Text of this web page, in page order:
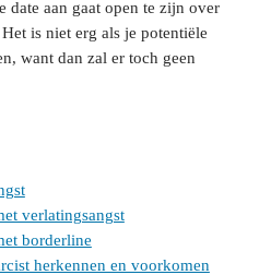
date aan gaat open te zijn over
is niet erg als je potentiële
want dan zal er toch geen
verlatingsangst
borderline
herkennen en voorkomen